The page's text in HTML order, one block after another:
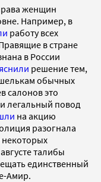
женщин
Например, в
работу всех
в стране
в России
решение тем,
обычных
салонов это
легальный повод
на акцию
разогнала
талибы
единственный
Амир.